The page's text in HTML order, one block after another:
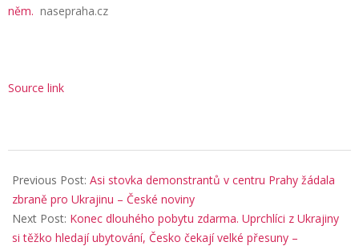
něm. nasepraha.cz
Source link
12-
25
Previous Post: Asi stovka demonstrantů v centru Prahy žádala
zbraně pro Ukrajinu – České noviny
Next Post: Konec dlouhého pobytu zdarma. Uprchlíci z Ukrajiny
si těžko hledají ubytování, Česko čekají velké přesuny –